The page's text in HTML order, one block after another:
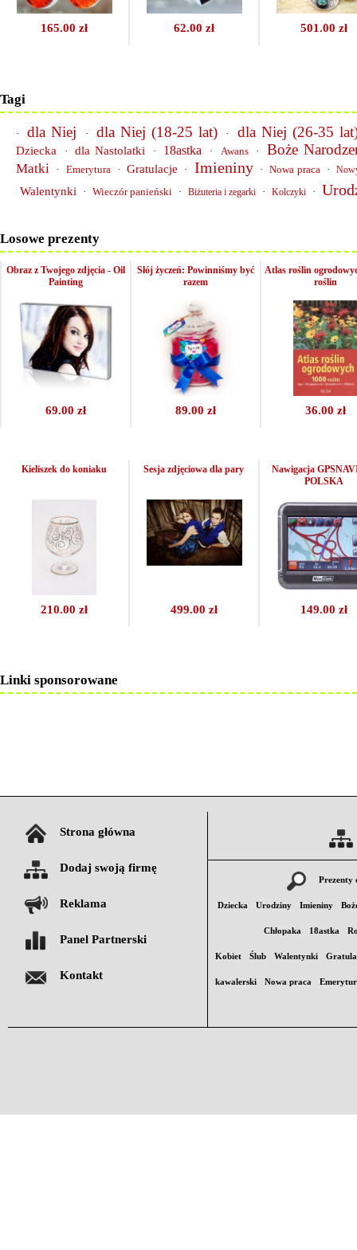
165.00 zł 62.00 zł 501.00 zł
Tagi
· dla Niej · dla Niej (18-25 lat) · dla Niej (26-35
Dziecka · dla Nastolatki · 18astka · Awans · Boże
Matki · Emerytura · Gratulacje · Imieniny · Nowa praca ·
Walentynki · Wieczór panieński · Biżuteria i zegarki · Kolczyki ·
Losowe prezenty
69.00 zł
Obraz z Twojego zdjęcia - Oil
Painting
89.00 zł
Słój życzeń: Powinniśmy być
razem
36.00 zł
Atlas roślin
roślin
210.00 zł
Kieliszek do koniaku
499.00 zł
Sesja zdjęciowa dla pary
149.00 zł
Nawigacja
POLSKA
Linki sponsorowane
Strona główna
Dodaj swoją firmę
Reklama
Panel Partnerski
Kontakt
Prezenty
Dziecka Urodziny Imieniny
Chłopaka 18astka
Kobiet Ślub Walentynki
kawalerski Nowa praca